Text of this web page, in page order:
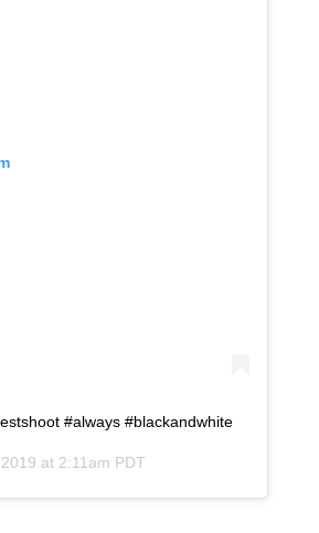
#always #blackandwhite
at 2:11am PDT